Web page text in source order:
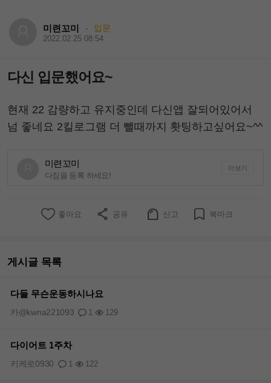
미련꼬미 · 입문
2022.02.25 08:54
다신 입문했어요~
현재 22 감량하고 유지중인데 다신앱 잘되어있어서
넘 좋네요 2킬로그램 더 뺄때까지 홧팅하고싶어요~^^
미련꼬미
다짐을 등록 하세요!
더보기
좋아요 공유 신고 북마크
게시글 목록
다들 무슨운동하시나요
1 129
카@kwna221093
다이어트 1주차
1 122
키케로0930